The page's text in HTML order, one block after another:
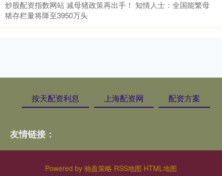
炒股配资指数网站 减母猪政策再出手！ 知情人士：全国能繁母
猪存栏量将降至3950万头
按天配资利息 上海配资网 配资方案
友情链接：
Powered by 驰盈策略 RSS地图 HTML地图